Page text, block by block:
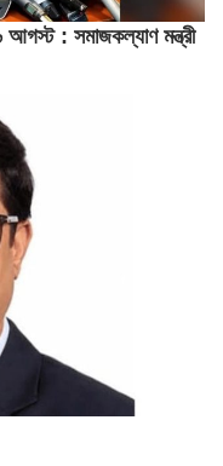
আগস্ট : সমাজকল্যাণ মন্ত্রী